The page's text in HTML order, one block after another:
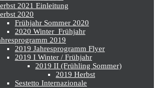
2021 Einleitung
2020
Frühjahr Sommer 2020
2020 Winter_Frühjahr
2019
2019 Jahresprogramm Flyer
2019 I Winter / Frühjahr
2019 II (Frühling Sommer)
2019 Herbst
Sestetto Internazionale